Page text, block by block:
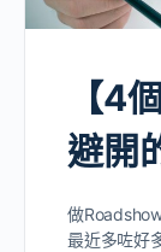
【4
避開
做
最近多咗好